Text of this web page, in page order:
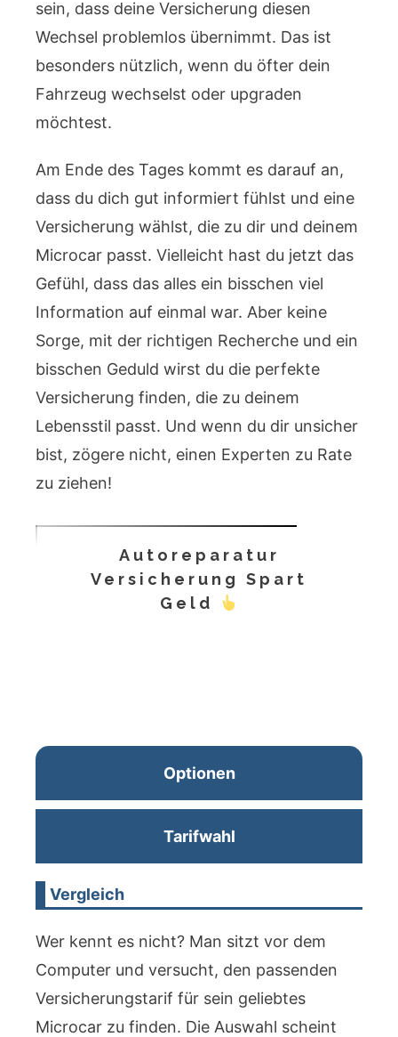
sein, dass deine Versicherung diesen
Wechsel problemlos übernimmt. Das ist
besonders nützlich, wenn du öfter dein
Fahrzeug wechselst oder upgraden
möchtest.
Am Ende des Tages kommt es darauf an,
dass du dich gut informiert fühlst und eine
Versicherung wählst, die zu dir und deinem
Microcar passt. Vielleicht hast du jetzt das
Gefühl, dass das alles ein bisschen viel
Information auf einmal war. Aber keine
Sorge, mit der richtigen Recherche und ein
bisschen Geduld wirst du die perfekte
Versicherung finden, die zu deinem
Lebensstil passt. Und wenn du dir unsicher
bist, zögere nicht, einen Experten zu Rate
zu ziehen!
Autoreparatur
Versicherung Spart
Geld
Optionen
Tarifwahl
Vergleich
Wer kennt es nicht? Man sitzt vor dem
Computer und versucht, den passenden
Versicherungstarif für sein geliebtes
Microcar zu finden. Die Auswahl scheint